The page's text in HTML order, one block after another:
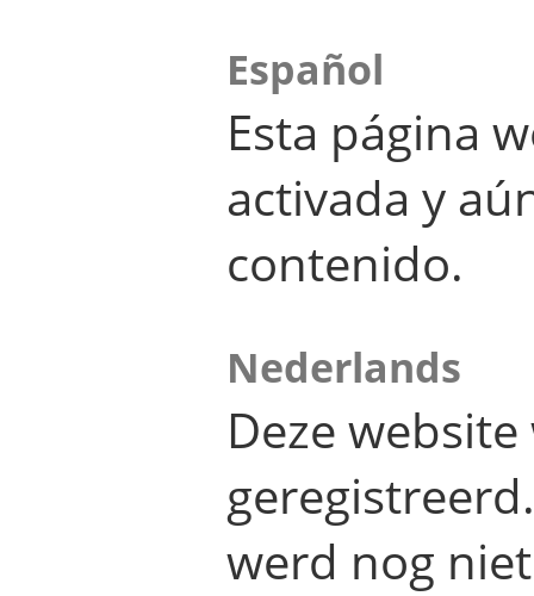
Español
Esta página
activada y
contenido.
Nederlands
Deze
werd nog